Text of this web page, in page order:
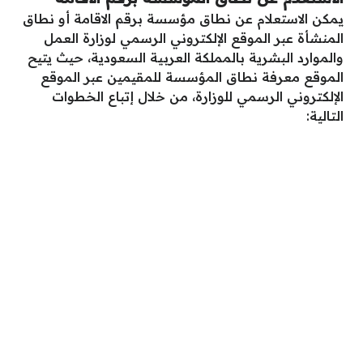
يمكن الاستعلام عن نطاق مؤسسة برقم الاقامة أو نطاق
المنشأة عبر الموقع الإلكتروني الرسمي لوزارة العمل
والموارد البشرية بالمملكة العربية السعودية، حيث يتيح
الموقع معرفة نطاق المؤسسة للمقيمين عبر الموقع
الإلكتروني الرسمي للوزارة، من خلال إتباع الخطوات
التالية: